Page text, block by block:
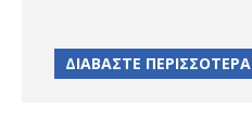
ΔΙΑΒΑΣΤΕ ΠΕΡΙΣΣΟΤΕΡΑ